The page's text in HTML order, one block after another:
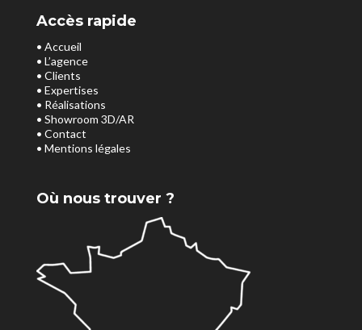
Accès rapide
• Accueil
• L’agence
• Clients
• Expertises
• Réalisations
• Showroom 3D/AR
• Contact
• Mentions légales
Où nous trouver ?